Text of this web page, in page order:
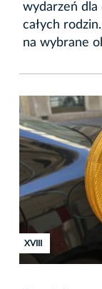
wydarzeń dla
całych
na wybrane
XVIII